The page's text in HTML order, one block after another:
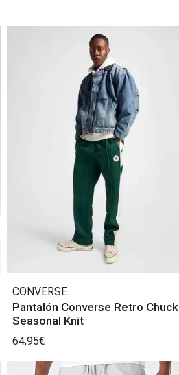
CONVERSE
Pantalón Converse Retro Chuck
Seasonal Knit
64,95€